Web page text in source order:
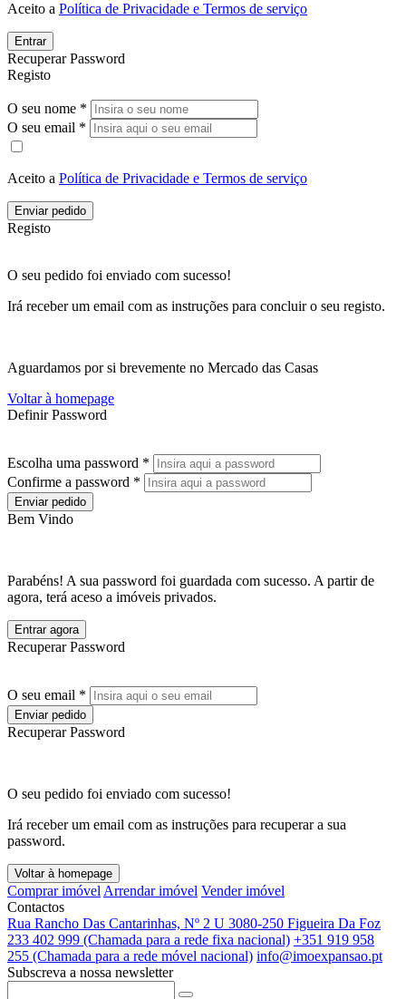
Aceito a Política de Privacidade e Termos de serviço
Entrar
Recuperar Password
Registo
O seu nome *
O seu email *
Aceito a Política de Privacidade e Termos de serviço
Enviar pedido
Registo
O seu pedido foi enviado com sucesso!
Irá receber um email com as instruções para concluir o seu registo.
Aguardamos por si brevemente no Mercado das Casas
Voltar à homepage
Definir Password
Escolha uma password *
Confirme a password *
Enviar pedido
Bem Vindo
Parabéns! A sua password foi guardada com sucesso. A partir de
agora, terá aceso a imóveis privados.
Entrar agora
Recuperar Password
O seu email *
Enviar pedido
Recuperar Password
O seu pedido foi enviado com sucesso!
Irá receber um email com as instruções para recuperar a sua
password.
Voltar à homepage
Comprar imóvel Arrendar imóvel Vender imóvel
Contactos
Rua Rancho Das Cantarinhas, Nº 2 U 3080-250 Figueira Da Foz
233 402 999 (Chamada para a rede fixa nacional) +351 919 958
255 (Chamada para a rede móvel nacional) info@imoexpansao.pt
Subscreva a nossa newsletter